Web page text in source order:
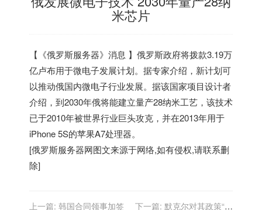
米芯片
【《俄罗斯服务器》消息 】俄罗斯政府将拨款3.19万
亿卢布用于微电子发展计划。据专家介绍，新计划可
以推动俄国内微电子行业发展。据该国家项目设计者
介绍，到2030年俄将能建立量产28纳米工艺，该技术
已于2010年被世界行业巨头攻克，并在2013年用于
iPhone 5S的苹果A7处理器。
[俄罗斯服务器网图文来源于网络,如有侵权,请联系删
除]
上一篇: 韩国合同领事加签 下一篇: 默克尔对其政策“无